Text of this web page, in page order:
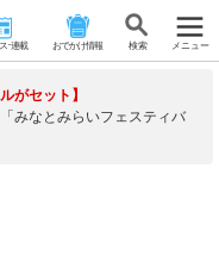
･連載 おでかけ情報 検 索 メニュー
がセット】
みなとみらいフェスティバ